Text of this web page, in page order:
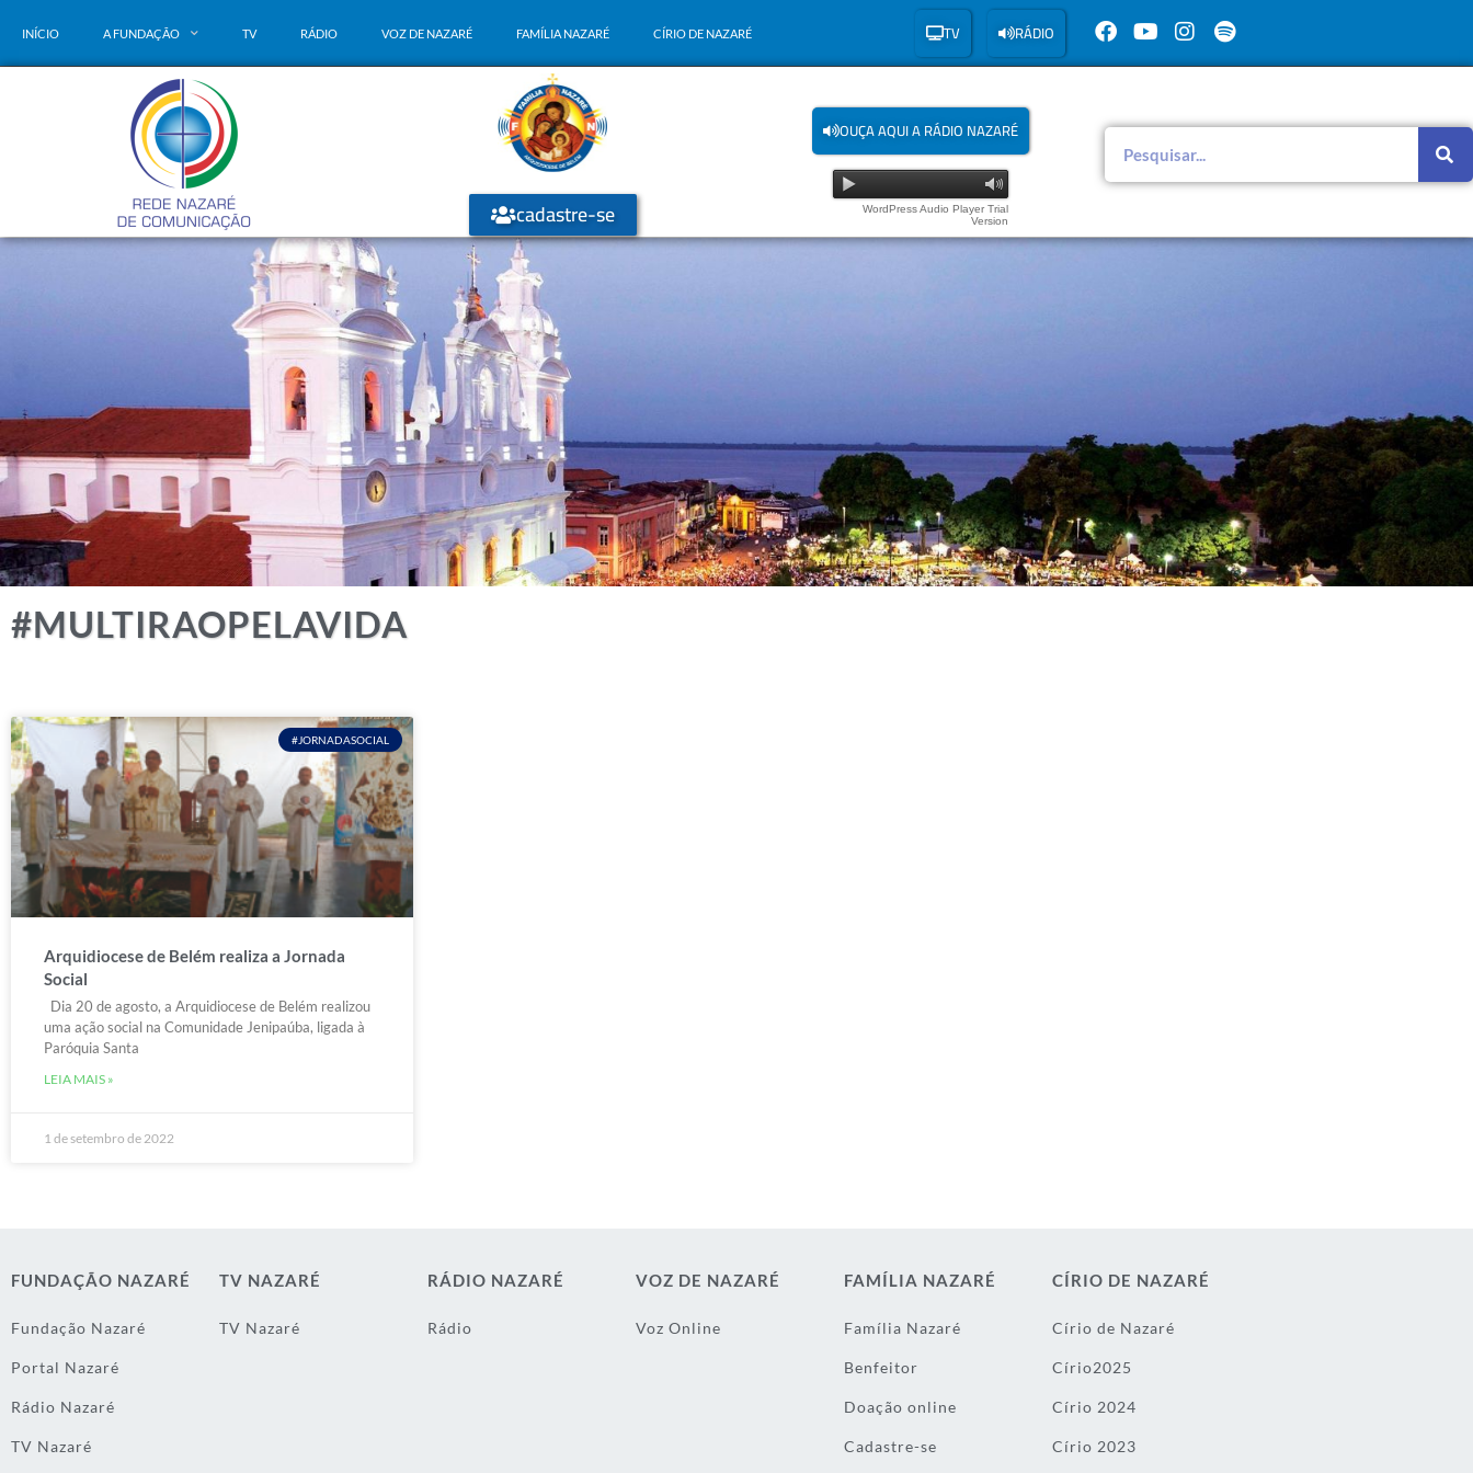
INÍCIO A FUNDAÇÃO TV RÁDIO VOZ DE NAZARÉ FAMÍLIA NAZARÉ CÍRIO DE NAZARÉ TV RÁDIO
cadastre-se
OUÇA AQUI A RÁDIO NAZARÉ
WordPress Audio Player Trial
Version
#MULTIRAOPELAVIDA
#JORNADASOCIAL
Arquidiocese de Belém realiza a Jornada
Social
Dia 20 de agosto, a Arquidiocese de Belém realizou
uma ação social na Comunidade Jenipaúba, ligada à
Paróquia Santa
LEIA MAIS »
1 de setembro de 2022
FUNDAÇÃO NAZARÉ
Fundação Nazaré
Portal Nazaré
Rádio Nazaré
TV Nazaré
TV NAZARÉ
TV Nazaré
RÁDIO NAZARÉ
Rádio
VOZ DE NAZARÉ
Voz Online
FAMÍLIA NAZARÉ
Família Nazaré
Benfeitor
Doação online
Cadastre-se
CÍRIO DE NAZARÉ
Círio de Nazaré
Círio2025
Círio 2024
Círio 2023